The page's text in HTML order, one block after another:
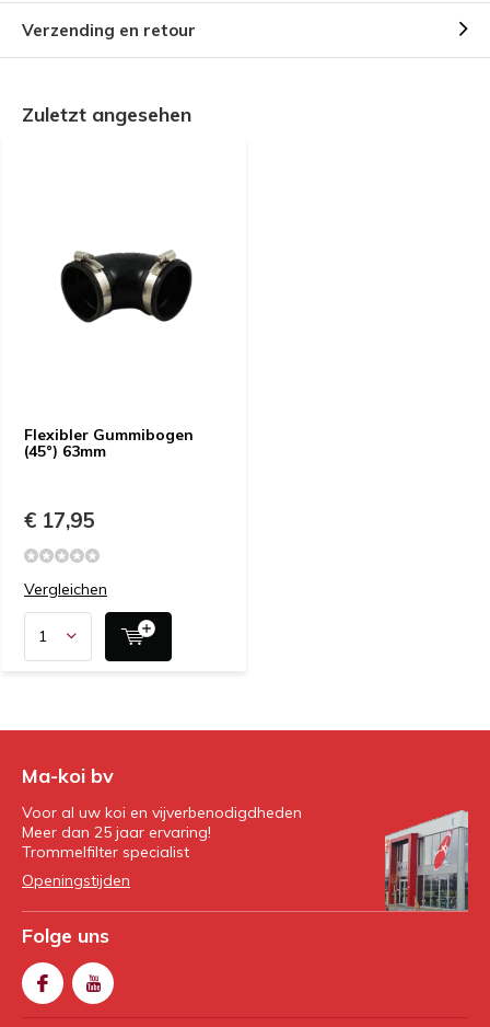
Verzending en retour
Zuletzt angesehen
Flexibler Gummibogen
(45°) 63mm
€ 17,95
Vergleichen
Ma-koi bv
Voor al uw koi en vijverbenodigdheden
Meer dan 25 jaar ervaring!
Trommelfilter specialist
Openingstijden
Folge uns